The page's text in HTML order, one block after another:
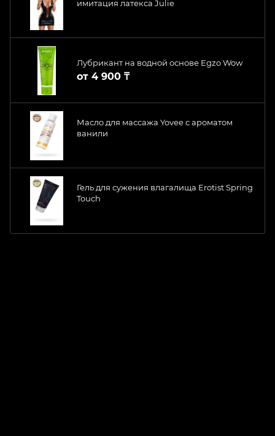
имитация латекса Julie
Лубрикант на водной основе Egzo Wow
от 4 900 ₸
Масло для массажа Yovee с ароматом
ванили
Гель для сужения влагалища Erotist Spring
Touch